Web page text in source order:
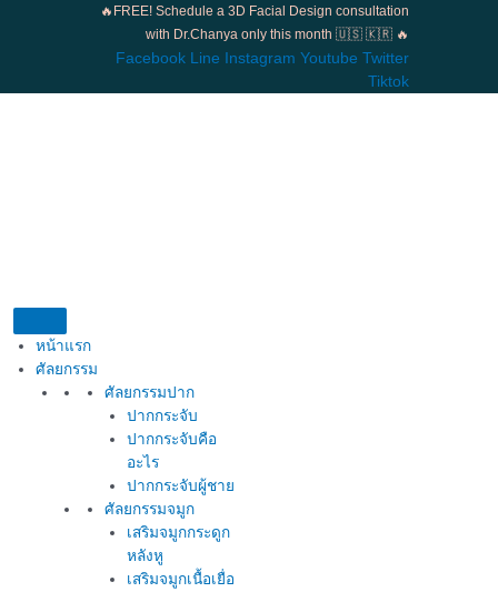
🔥FREE! Schedule a 3D Facial Design consultation
with Dr.Chanya only this month 🇺🇸 🇰🇷 🔥
Facebook Line Instagram Youtube Twitter
Tiktok
หน้าแรก
ศัลยกรรม
ศัลยกรรมปาก
ปากกระจับ
ปากกระจับคือ
อะไร
ปากกระจับผู้ชาย
ศัลยกรรมจมูก
เสริมจมูกกระดูก
หลังหู
เสริมจมูกเนื้อเยื่อ